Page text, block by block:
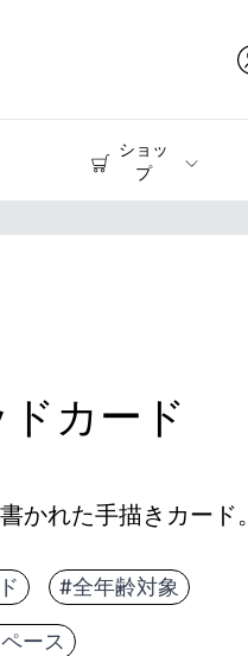
ショッ
プ
プリンター
カード
かれた手描きカード。
#全年齢対象
ース